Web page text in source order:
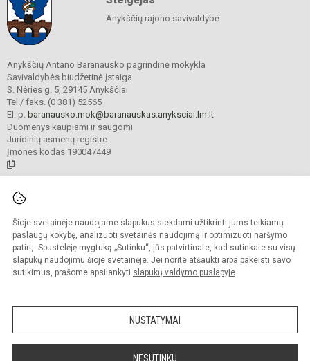
Šioje svetainėje naudojame slapukus siekdami užtikrinti jums teikiamų
paslaugų kokybę, analizuoti svetainės naudojimą ir optimizuoti naršymo
patirtį. Spustelėję mygtuką „Sutinku“, jūs patvirtinate, kad sutinkate su visų
slapukų naudojimu šioje svetainėje. Jei norite atšaukti arba pakeisti savo
sutikimus, prašome apsilankyti slapukų valdymo puslapyje.
NUSTATYMAI
NESUTINKU
Anykščių rajono savivaldybė
Anykščių Antano Baranausko pagrindinė mokykla
Savivaldybės biudžetinė įstaiga
S. Nėries g. 5, 29145 Anykščiai
Tel./ faks. (0 381) 52565
El. p. baranausko.mok@baranauskas.anyksciai.lm.lt
Duomenys kaupiami ir saugomi
Juridinių asmenų registre
Įmonės kodas 190047449
Kopijuoti turinį be raštiško mokyklos administracijos sutikimo griežtai
draudžiama.
Prieinamumo paraiška Slapukų valdymas
Sumanus būdas atnaujinti